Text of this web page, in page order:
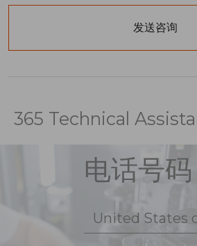
365 Technical
电话号码
United States